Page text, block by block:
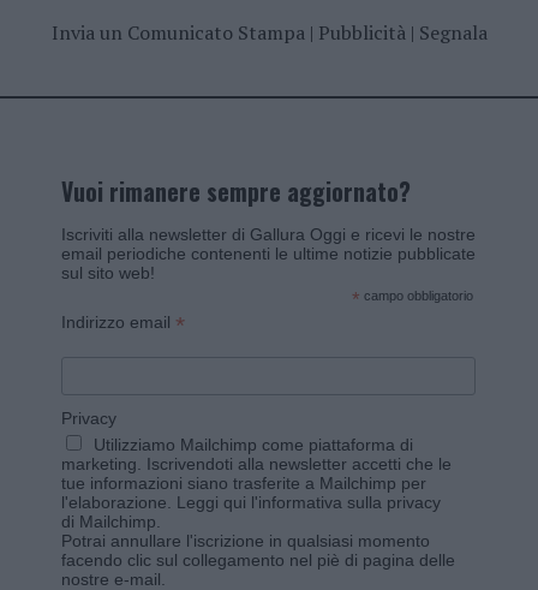
Invia un Comunicato Stampa| Pubblicità| Segnala
Vuoi rimanere sempre aggiornato?
Iscriviti alla newsletter di Gallura Oggi e ricevi le nostre
email periodiche contenenti le ultime notizie pubblicate
sul sito web!
* campo obbligatorio
Indirizzo email *
Privacy
Utilizziamo Mailchimp come piattaforma di
marketing. Iscrivendoti alla newsletter accetti che le
tue informazioni siano trasferite a Mailchimp per
l'elaborazione. Leggi qui l'informativa sulla privacy
di Mailchimp
Potrai annullare l'iscrizione in qualsiasi momento
facendo clic sul collegamento nel piè di pagina delle
nostre e-mail.